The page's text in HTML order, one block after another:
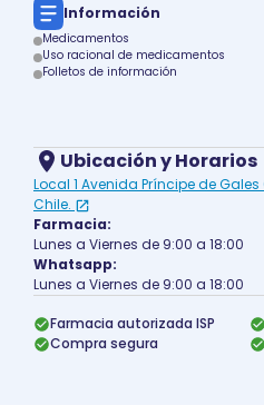
Información
Medicamentos
Uso racional de medicamentos
Folletos de información
Ubicación y Horarios
Local 1 Avenida Príncipe de
Chile.
Farmacia:
Lunes a Viernes de 9:00 a 18:00
Whatsapp:
Lunes a Viernes de 9:00 a 18:00
Farmacia autorizada ISP
Compra segura